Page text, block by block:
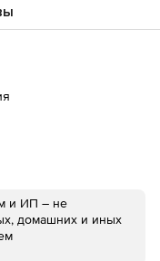
и ИП – не
домашних и иных